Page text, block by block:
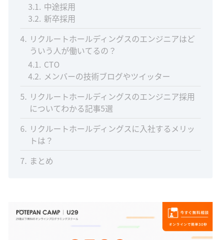
3.1 中途採用
3.2 新卒採用
4 リクルートホールディングスのエンジニアはど
ういう人が働いてるの？
4.1 CTO
4.2 メンバーの技術ブログやツイッター
5 リクルートホールディングスのエンジニア採用
についてわかる記事5選
6 リクルートホールディングスに入社するメリッ
トは？
7 まとめ